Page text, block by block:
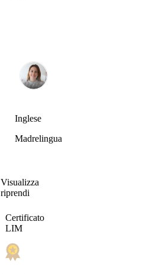
Inglese
Madrelingua
Visualizza
riprendi
Certificato
LIM